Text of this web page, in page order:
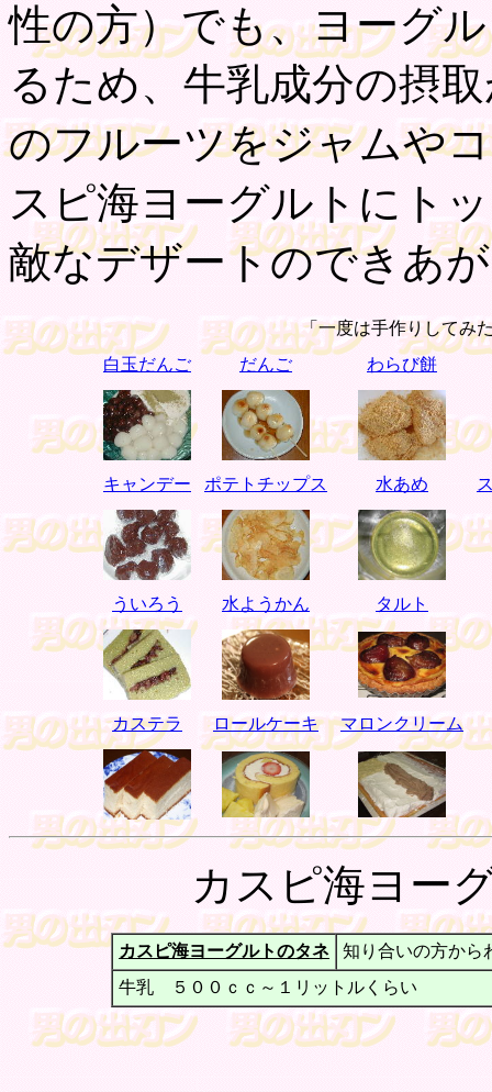
性の方）でも、ヨーグ
るため、牛乳成分の摂
のフルーツをジャムや
スピ海ヨーグルトにト
敵なデザートのできあ
「一度は手作りしてみ
白玉だんご
だんご わらび餅
キャンデー ポテトチップス 水あめ
ういろう 水ようかん タルト
カステラ ロールケーキ マロンクリーム
カスピ海ヨー
カスピ海ヨーグルトのタネ
知り合いの方か
牛乳 ５００ｃｃ～１リットルくらい